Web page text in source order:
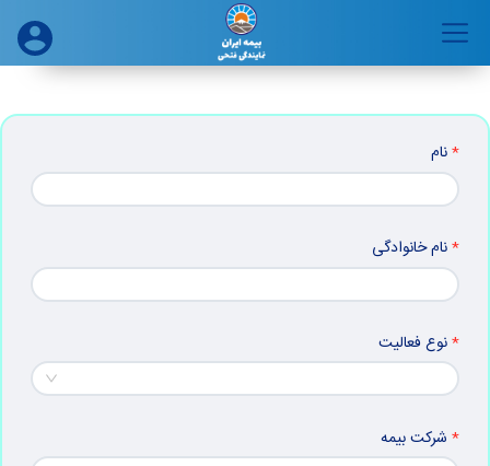
نام
نام خانوادگی
نوع فعالیت
شرکت بیمه